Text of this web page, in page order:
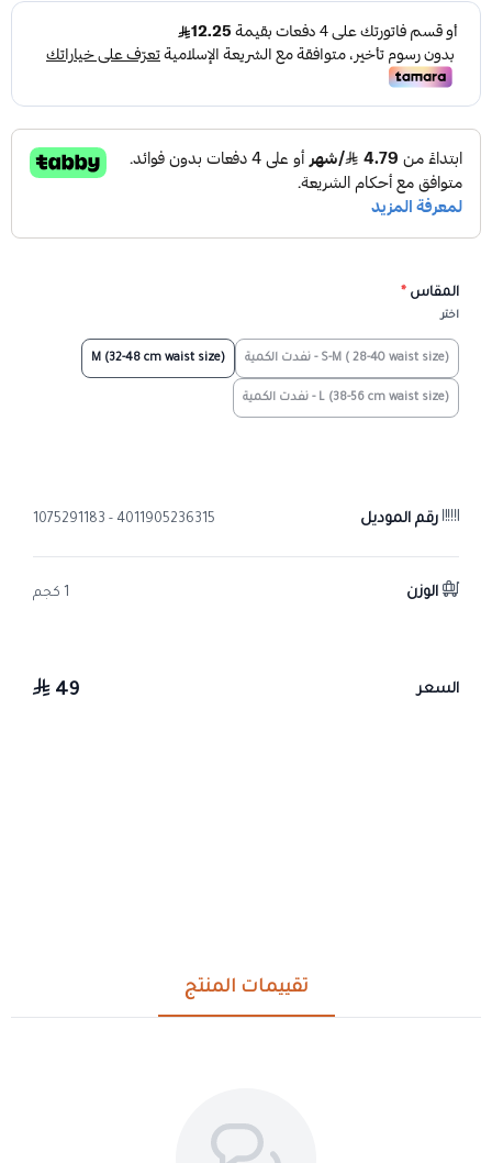
المقاس *
اختر
S-M ( 28-40 waist size) - نفدت الكمية M (32-48 cm waist size)
L (38-56 cm waist size) - نفدت الكمية
رقم الموديل 4011905236315 - 1075291183
الوزن 1 كجم
السعر 49
تقييمات المنتج